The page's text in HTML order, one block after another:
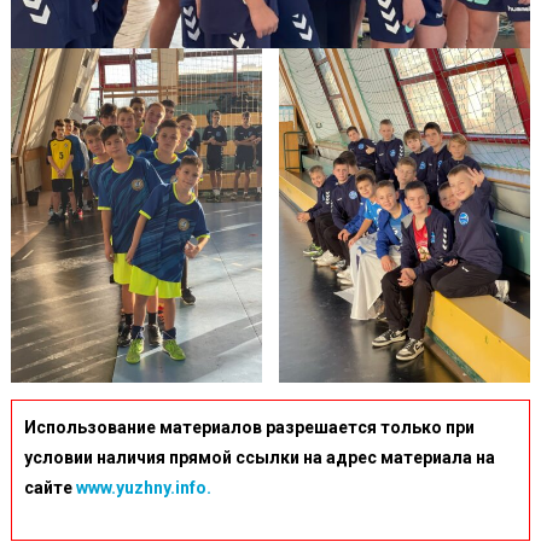
Использование материалов разрешается только при
условии наличия прямой ссылки на адрес материала на
сайтеwww.yuzhny.info.